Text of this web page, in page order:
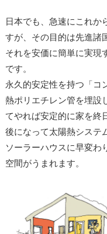
日本でも、急速にこれか
すが、その目的は先進諸
それを安価に簡単に実現
です。
永久的安定性を持つ「コ
熱ポリエチレン管を埋設
てやれば安定的に家を終
後になって太陽熱システ
ソーラーハウスに早変わ
空間がうまれます。